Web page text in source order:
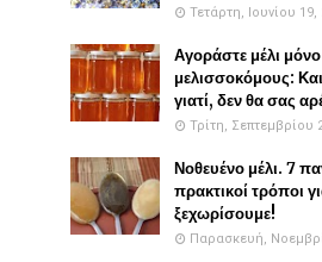
Τετάρτη, Ιουνίου 19,
Αγοράστε μέλι
μελισσοκόμους:
γιατί, δεν θα σας
Τρίτη, Σεπτεμβρίου
Νοθευένο μέλι. 7
πρακτικοί τρόποι
ξεχωρίσουμε!
Παρασκευή,